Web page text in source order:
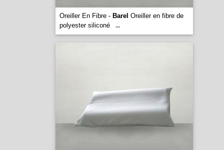
Oreiller En Fibre - Barel Oreiller en fibre de
polyester siliconé
...